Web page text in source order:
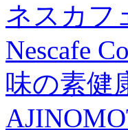
ネスカフ
Nescafe
味の素健